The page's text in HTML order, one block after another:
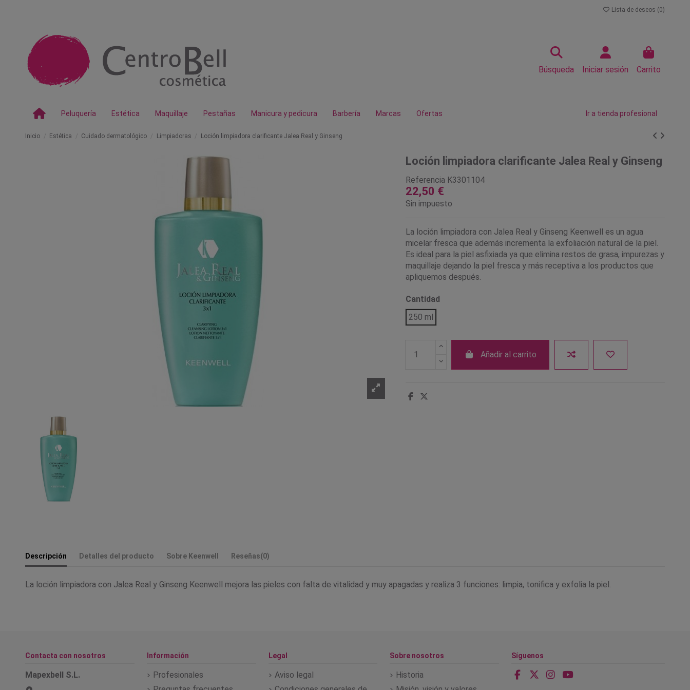
Lista de deseos (0)
Búsqueda Iniciar sesión Carrito
Peluquería Estética Maquillaje Pestañas Manicura y pedicura Barbería Marcas Ofertas Ir a tienda profesional
Inicio Estética Cuidado dermatológico Limpiadoras Loción limpiadora clarificante Jalea Real y Ginseng
Loción limpiadora clarificante Jalea Real y Ginseng
Referencia K3301104
22,50 €
Sin impuesto
La loción limpiadora con Jalea Real y Ginseng Keenwell es un agua
micelar fresca que además incrementa la exfoliación natural de la piel.
Es ideal para la piel asfixiada ya que elimina restos de grasa, impurezas y
maquillaje dejando la piel fresca y más receptiva a los productos que
apliquemos después.
Cantidad
250 ml
Añadir al carrito
Descripción Detalles del producto Sobre Keenwell Reseñas(0)
La loción limpiadora con Jalea Real y Ginseng Keenwell mejora las pieles con falta de vitalidad y muy apagadas y realiza 3 funciones: limpia, tonifica y exfolia la piel.
Contacta con nosotros
Mapexbell S.L.
Información
Profesionales
Legal
Aviso legal
Sobre nosotros
Historia
Síguenos